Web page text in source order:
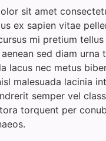
sit amet
ex sapien vitae
mi pretium
sed diam urna
lacus nec metus
malesuada lacinia
semper vel
torquent per